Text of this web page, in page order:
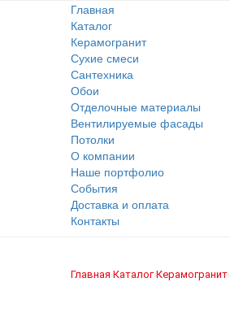
Главная
Каталог
Керамогранит
Сухие смеси
Сантехника
Обои
Отделочные материалы
Вентилируемые фасады
Потолки
О компании
Наше портфолио
События
Доставка и оплата
Контакты
Главная›Каталог›Керамогранит›